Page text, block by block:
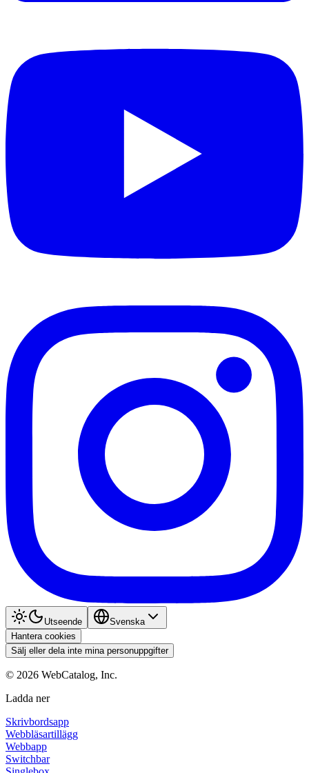
Utseende
Svenska
Hantera cookies
Sälj eller dela inte mina personuppgifter
© 2026 WebCatalog, Inc.
Ladda ner
Skrivbordsapp
Webbläsartillägg
Webbapp
Switchbar